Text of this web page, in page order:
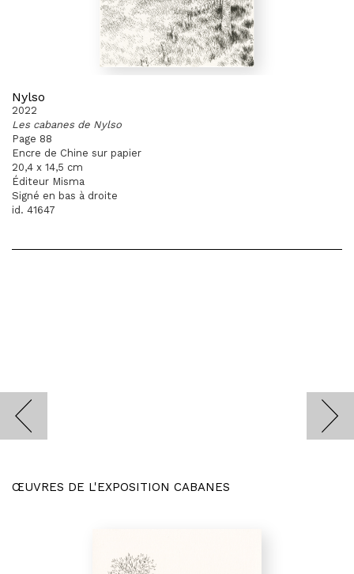
Nylso
2022
Les cabanes de Nylso
Page 88
Encre de Chine sur papier
20,4 x 14,5 cm
Éditeur Misma
Signé en bas à droite
id. 41647
ŒUVRES DE L'EXPOSITION CABANES